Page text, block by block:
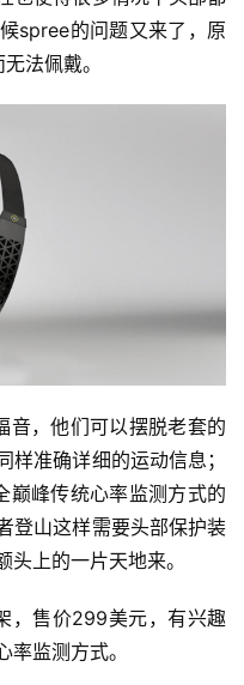
spree的问题又来了，原
法佩戴。
音，他们可以摆脱老套的
准确详细的运动信息；
巅峰传统心率监测方式的
登山这样需要头部保护装
上的一片天地来。
，售价299美元，有兴趣
监测方式。